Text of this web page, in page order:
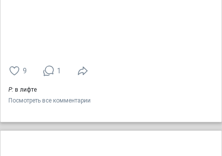
9 1
Р: в лифте
Посмотреть все комментарии